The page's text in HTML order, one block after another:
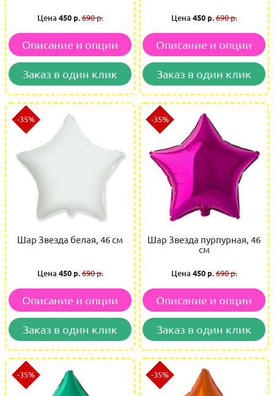
Цена 450 р.690 р.
Описание и опции
Заказ в один клик
Цена 450 р.690 р.
Описание и опции
Заказ в один клик
-35%
Шар Звезда белая, 46 см
Цена 450 р.690 р.
Описание и опции
Заказ в один клик
-35%
Шар Звезда пурпурная, 46
см
Цена 450 р.690 р.
Описание и опции
Заказ в один клик
-35% -35%